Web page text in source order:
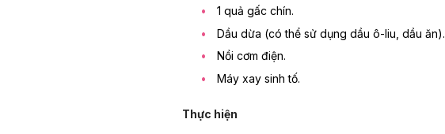
1 quả gấc chín.
Dầu dừa (có thể sử dụng dầu ô-liu, dầu ăn).
Nồi cơm điện.
Máy xay sinh tố.
Thực hiện